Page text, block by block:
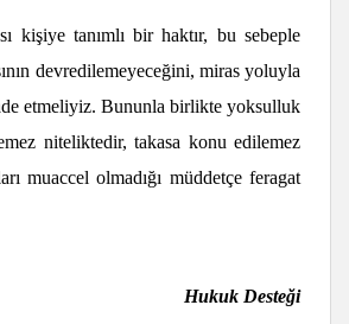
kişiye tanımlı bir haktır, bu sebeple
devredilemeyeceğini, miras yoluyla
etmeliyiz. Bununla birlikte yoksulluk
niteliktedir, takasa konu edilemez
muaccel olmadığı müddetçe feragat
Hukuk Desteği